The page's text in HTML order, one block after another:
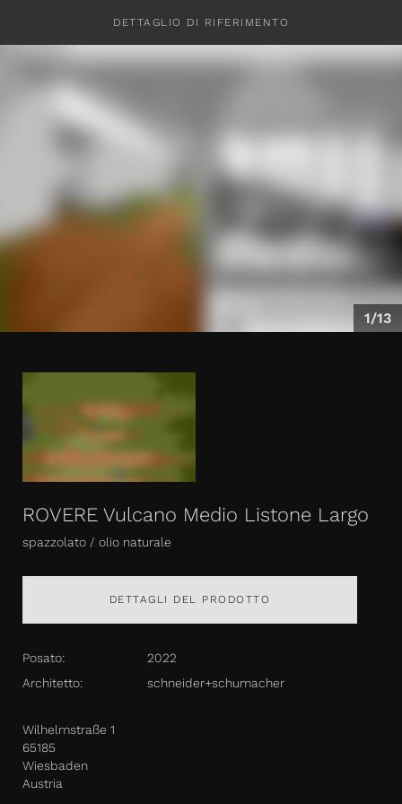
DETTAGLIO DI RIFERIMENTO
1/13
ROVERE Vulcano Medio Listone Largo
spazzolato / olio naturale
DETTAGLI DEL PRODOTTO
Posato:
2022
Architetto:
schneider+schumacher
Wilhelmstraße 1
65185
Wiesbaden
Austria